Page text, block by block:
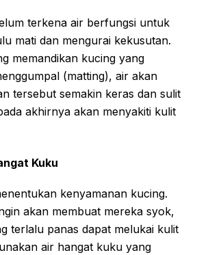
terkena air berfungsi untuk
mati dan mengurai kekusutan.
memandikan kucing yang
(matting), air akan
tersebut semakin keras dan sulit
akhirnya akan menyakiti kulit
Kuku
kenyamanan kucing.
akan membuat mereka syok,
terlalu panas dapat melukai kulit
air hangat kuku yang